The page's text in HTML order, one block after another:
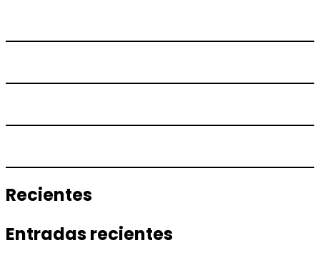
Recientes
Entradas recientes